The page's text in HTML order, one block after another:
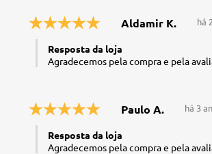
Aldamir K. há
Resposta da loja
Agradecemos pela compra e pela
Paulo A. há 3
Resposta da loja
Agradecemos pela compra e pela